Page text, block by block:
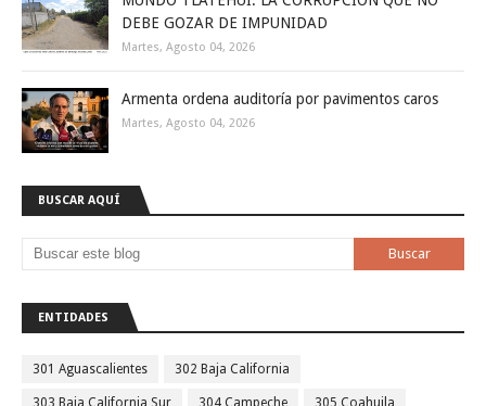
DEBE GOZAR DE IMPUNIDAD
Martes, Agosto 04, 2026
Armenta ordena auditoría por pavimentos caros
Martes, Agosto 04, 2026
BUSCAR AQUÍ
ENTIDADES
301 Aguascalientes 302 Baja California
303 Baja California Sur 304 Campeche 305 Coahuila